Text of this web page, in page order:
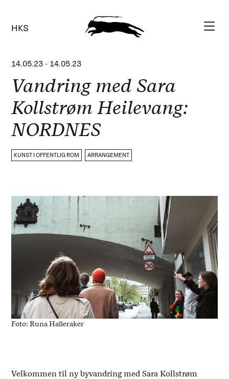
HKS
14.05.23 - 14.05.23
Vandring med Sara
Kollstrøm Heilevang:
NORDNES
KUNST I OFFENTLIG ROM ARRANGEMENT
Foto: Runa Halleraker
Velkommen til ny byvandring med Sara Kollstrøm